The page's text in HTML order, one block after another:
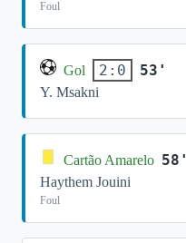
Foul
Gol 2:0 53'
Y. Msakni
Cartão Amarelo 58'
Haythem Jouini
Foul